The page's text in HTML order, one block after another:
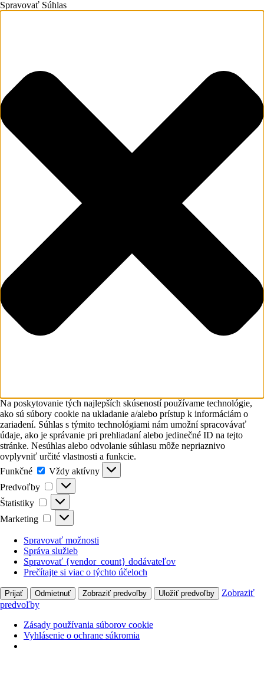
Spravovať Súhlas
Na poskytovanie tých najlepších skúseností používame technológie,
ako sú súbory cookie na ukladanie a/alebo prístup k informáciám o
zariadení. Súhlas s týmito technológiami nám umožní spracovávať
údaje, ako je správanie pri prehliadaní alebo jedinečné ID na tejto
stránke. Nesúhlas alebo odvolanie súhlasu môže nepriaznivo
ovplyvniť určité vlastnosti a funkcie.
Funkčné
Funkčné
Vždy aktívny
Predvoľby
Predvoľby
Štatistiky Štatistiky
Marketing Marketing
Spravovať možnosti
Správa služieb
Spravovať {vendor_count} dodávateľov
Prečítajte si viac o týchto účeloch
Prijať Odmietnuť Zobraziť predvoľby Uložiť predvoľby
Zobraziť
predvoľby
Zásady používania súborov cookie
Vyhlásenie o ochrane súkromia